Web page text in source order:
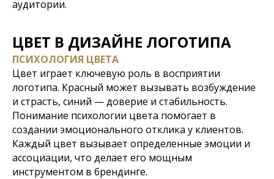
аудитории.
ЦВЕТ В ДИЗАЙНЕ ЛОГОТИПА
ПСИХОЛОГИЯ ЦВЕТА
Цвет играет ключевую роль в восприятии
логотипа. Красный может вызывать возбуждение
и страсть, синий — доверие и стабильность.
Понимание психологии цвета помогает в
создании эмоционального отклика у клиентов.
Каждый цвет вызывает определенные эмоции и
ассоциации, что делает его мощным
инструментом в брендинге.